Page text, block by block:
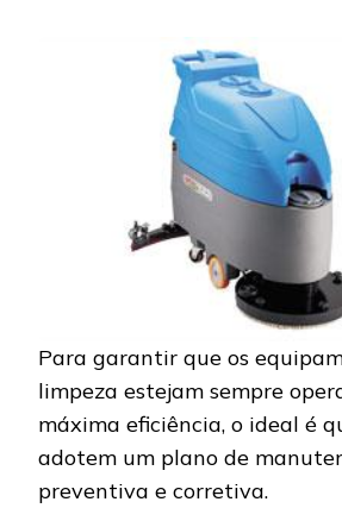
Para garantir que os
limpeza estejam sempre
máxima eficiência, o ideal é
adotem um plano de
preventiva e corretiva.